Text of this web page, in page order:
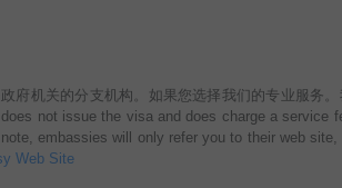
府机关的分支机构。如果您选择我们的专业服务
not issue the visa and does charge a
embassies will only refer you to their web
Web Site